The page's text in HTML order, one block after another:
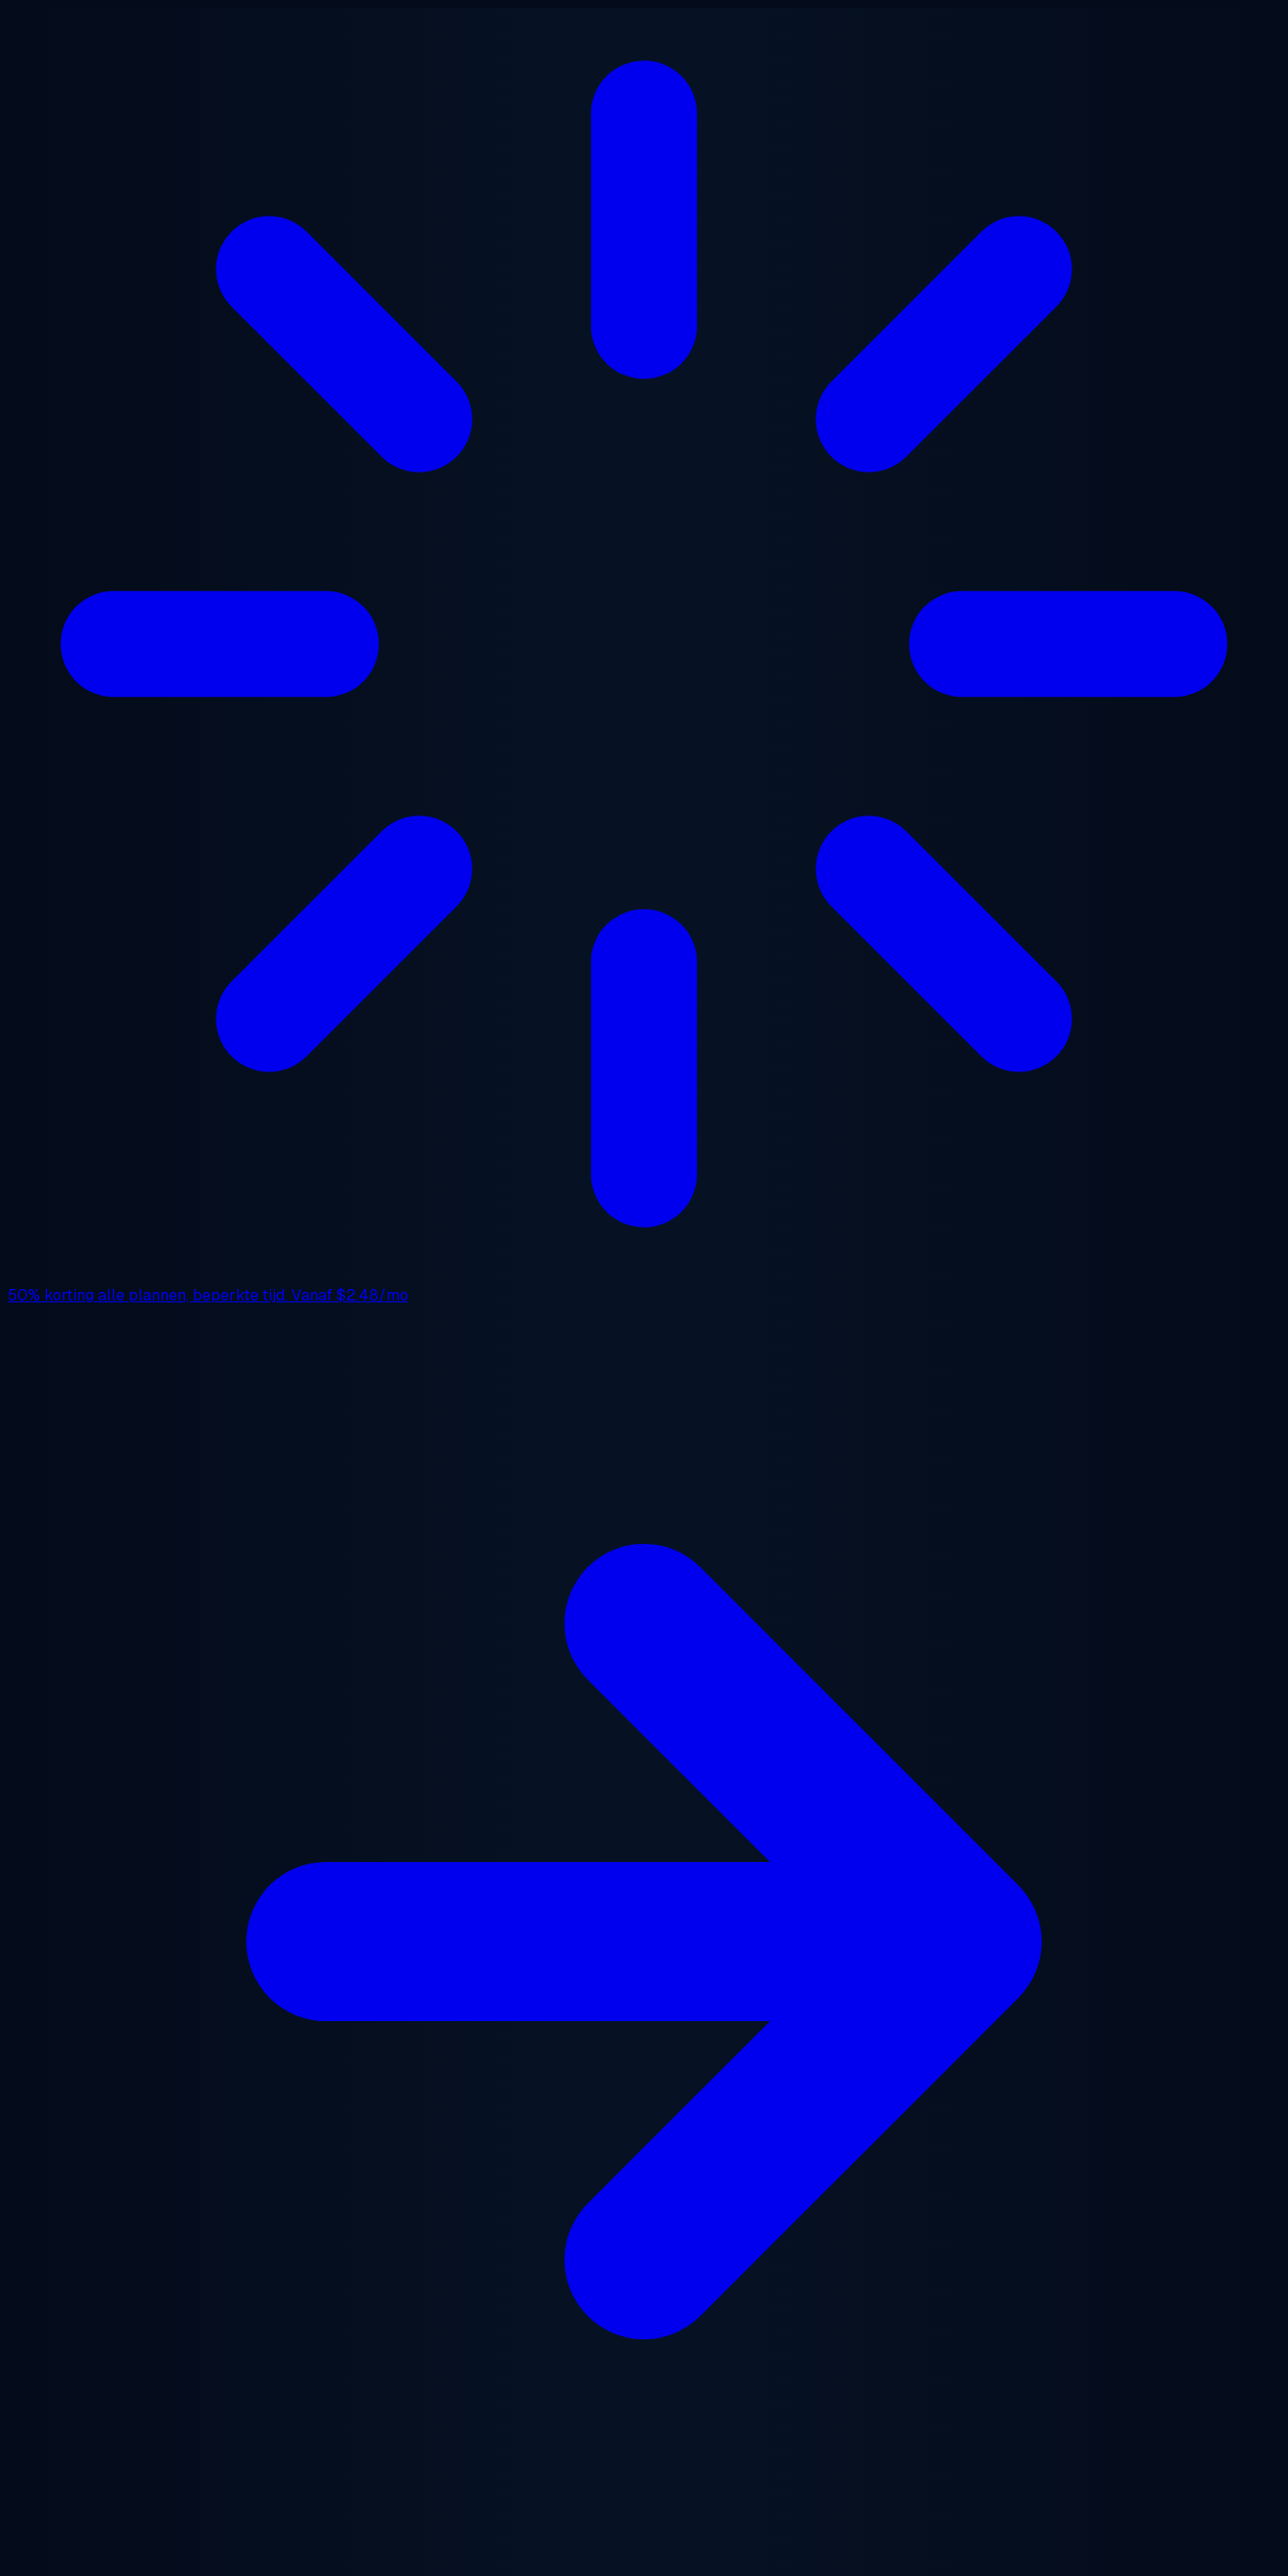
50% korting alle plannen, beperkte tijd. Vanaf$2.48/mo